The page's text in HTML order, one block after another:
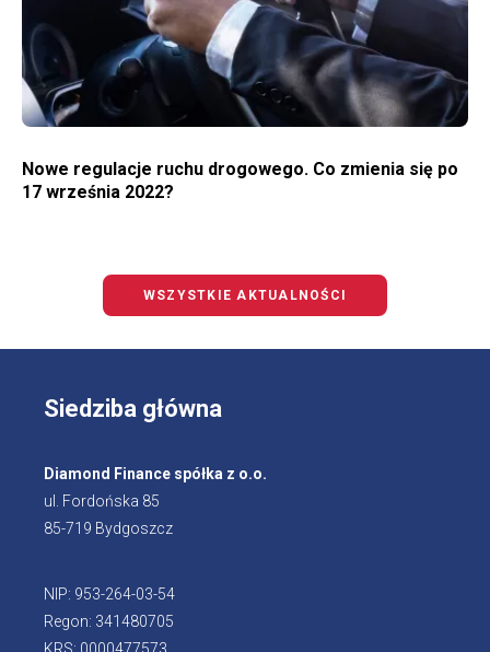
Nowe regulacje ruchu drogowego. Co zmienia się po
17 września 2022?
WSZYSTKIE AKTUALNOŚCI
Siedziba główna
Diamond Finance spółka z o.o.
ul. Fordońska 85
85-719 Bydgoszcz
NIP: 953-264-03-54
Regon: 341480705